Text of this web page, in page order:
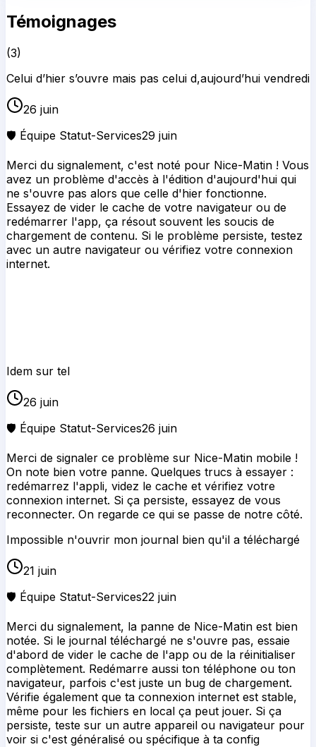
Témoignages
(3)
Celui d’hier s’ouvre mais pas celui d,aujourd’hui vendredi
26 juin
🛡️ Équipe Statut-Services29 juin
Merci du signalement, c'est noté pour Nice-Matin ! Vous
avez un problème d'accès à l'édition d'aujourd'hui qui
ne s'ouvre pas alors que celle d'hier fonctionne.
Essayez de vider le cache de votre navigateur ou de
redémarrer l'app, ça résout souvent les soucis de
chargement de contenu. Si le problème persiste, testez
avec un autre navigateur ou vérifiez votre connexion
internet.
Idem sur tel
26 juin
🛡️ Équipe Statut-Services26 juin
Merci de signaler ce problème sur Nice-Matin mobile !
On note bien votre panne. Quelques trucs à essayer :
redémarrez l'appli, videz le cache et vérifiez votre
connexion internet. Si ça persiste, essayez de vous
reconnecter. On regarde ce qui se passe de notre côté.
Impossible n'ouvrir mon journal bien qu'il a téléchargé
21 juin
🛡️ Équipe Statut-Services22 juin
Merci du signalement, la panne de Nice-Matin est bien
notée. Si le journal téléchargé ne s'ouvre pas, essaie
d'abord de vider le cache de l'app ou de la réinitialiser
complètement. Redémarre aussi ton téléphone ou ton
navigateur, parfois c'est juste un bug de chargement.
Vérifie également que ta connexion internet est stable,
même pour les fichiers en local ça peut jouer. Si ça
persiste, teste sur un autre appareil ou navigateur pour
voir si c'est généralisé ou spécifique à ta config